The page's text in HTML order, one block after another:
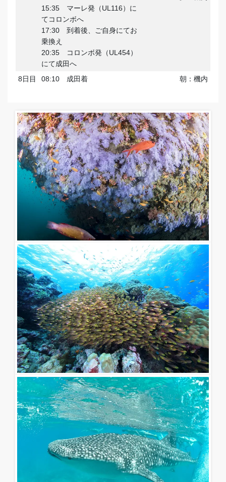
15:35 マーレ発（UL116）に
てコロンボへ
17:30 到着後、ご自身にてお
乗換え
20:35 コロンボ発（UL454）
にて成田へ
8日目 08:10 成田着 朝：機内